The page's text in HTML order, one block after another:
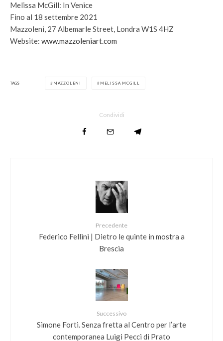
Melissa McGill: In Venice
Fino al 18 settembre 2021
Mazzoleni, 27 Albemarle Street, Londra W1S 4HZ
Website: www.mazzoleniart.com
TAGS MAZZOLENI MELISSA MCGILL
Condividi
Precedente
Federico Fellini | Dietro le quinte in mostra a
Brescia
Successivo
Simone Forti. Senza fretta al Centro per l’arte
contemporanea Luigi Pecci di Prato